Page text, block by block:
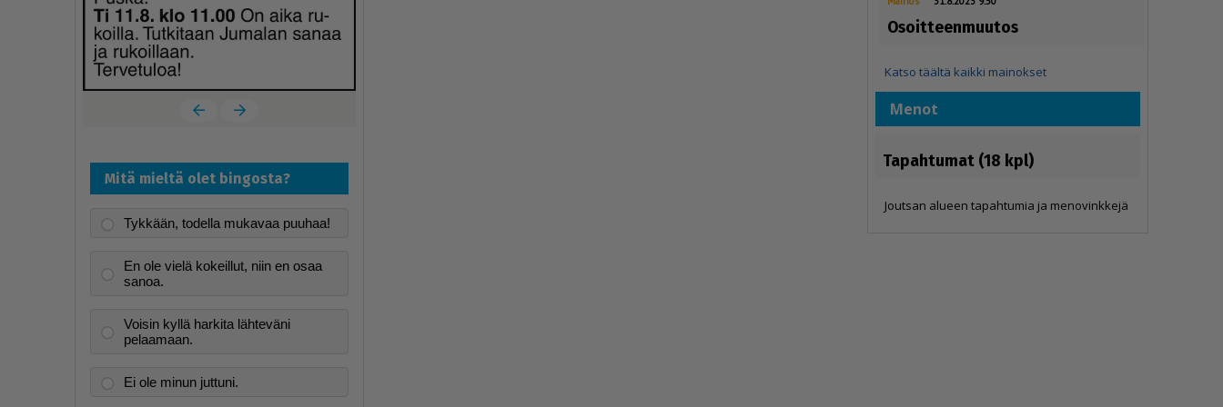
Mitä mieltä olet bingosta?
Tykkään, todella mukavaa puuhaa!
En ole vielä kokeillut, niin en osaa
sanoa.
Voisin kyllä harkita lähteväni
pelaamaan.
Ei ole minun juttuni.
Osoitteenmuutos
Katso täältä kaikki mainokset
Menot
Tapahtumat (18 kpl)
Joutsan alueen tapahtumia ja menovinkkejä